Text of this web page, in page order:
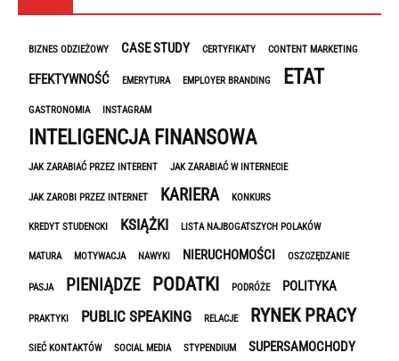
BIZNES ODZIEŻOWY CASE STUDY CERTYFIKATY CONTENT MARKETING
EFEKTYWNOŚĆ EMERYTURA EMPLOYER BRANDING ETAT
GASTRONOMIA INSTAGRAM
INTELIGENCJA FINANSOWA
JAK ZARABIAĆ PRZEZ INTERENT JAK ZARABIAĆ W INTERNECIE
JAK ZAROBI PRZEZ INTERNET KARIERA KONKURS
KREDYT STUDENCKI KSIĄŻKI LISTA NAJBOGATSZYCH POLAKÓW
MATURA MOTYWACJA NAWYKI NIERUCHOMOŚCI OSZCZĘDZANIE
PASJA PIENIĄDZE PODATKI PODRÓŻE POLITYKA
PRAKTYKI PUBLIC SPEAKING RELACJE RYNEK PRACY
SIEĆ KONTAKTÓW SOCIAL MEDIA STYPENDIUM SUPERSAMOCHODY